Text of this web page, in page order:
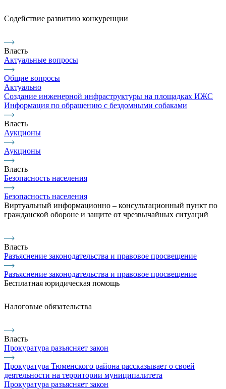
Содействие развитию конкуренции
Власть
Актуальные вопросы
Общие вопросы
Актуально
Создание инженерной инфраструктуры на площадках ИЖС
Информация по обращению с бездомными собаками
Власть
Аукционы
Аукционы
Власть
Безопасность населения
Безопасность населения
Виртуальный информационно – консультационный пункт по
гражданской обороне и защите от чрезвычайных ситуаций
Власть
Разъяснение законодательства и правовое просвещение
Разъяснение законодательства и правовое просвещение
Бесплатная юридическая помощь
Налоговые обязательства
Власть
Прокуратура разъясняет закон
Прокуратура Тюменского района рассказывает о своей
деятельности на территории муниципалитета
Прокуратура разъясняет закон